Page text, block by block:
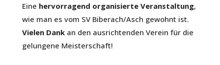
Eine hervorragend organisierte Veranstaltung,
wie man es vom SV Biberach/Asch gewohnt ist.
Vielen Dankan den ausrichtenden Verein für die
gelungene Meisterschaft!